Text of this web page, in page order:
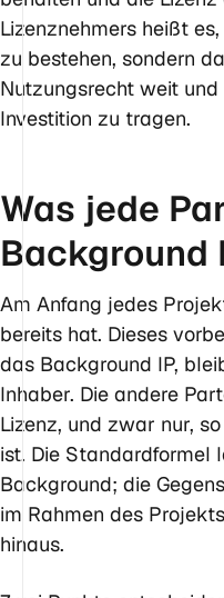
Lizenznehmers heißt
zu bestehen, sondern
Nutzungsrecht weit
Investition zu tragen.
Was jede
Background
Am Anfang jedes
bereits hat. Dieses
das Background IP,
Inhaber. Die andere
Lizenz, und zwar nur,
ist. Die Standardformel
Background; die
im Rahmen des
hinaus.